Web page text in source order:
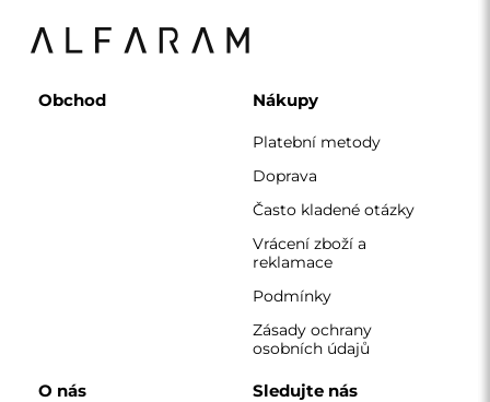
Obchod Nákupy
Platební metody
Doprava
Často kladené otázky
Vrácení zboží a
reklamace
Podmínky
Zásady ochrany
osobních údajů
O nás Sledujte nás